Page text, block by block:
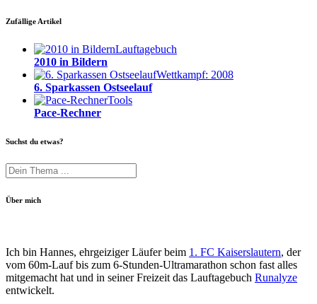
Zufällige Artikel
Lauftagebuch
2010 in Bildern
Wettkampf: 2008
6. Sparkassen Ostseelauf
Tools
Pace-Rechner
Suchst du etwas?
Über mich
Ich bin Hannes, ehrgeiziger Läufer beim 1. FC Kaiserslautern, der
vom 60m-Lauf bis zum 6-Stunden-Ultramarathon schon fast alles
mitgemacht hat und in seiner Freizeit das Lauftagebuch Runalyze
entwickelt.